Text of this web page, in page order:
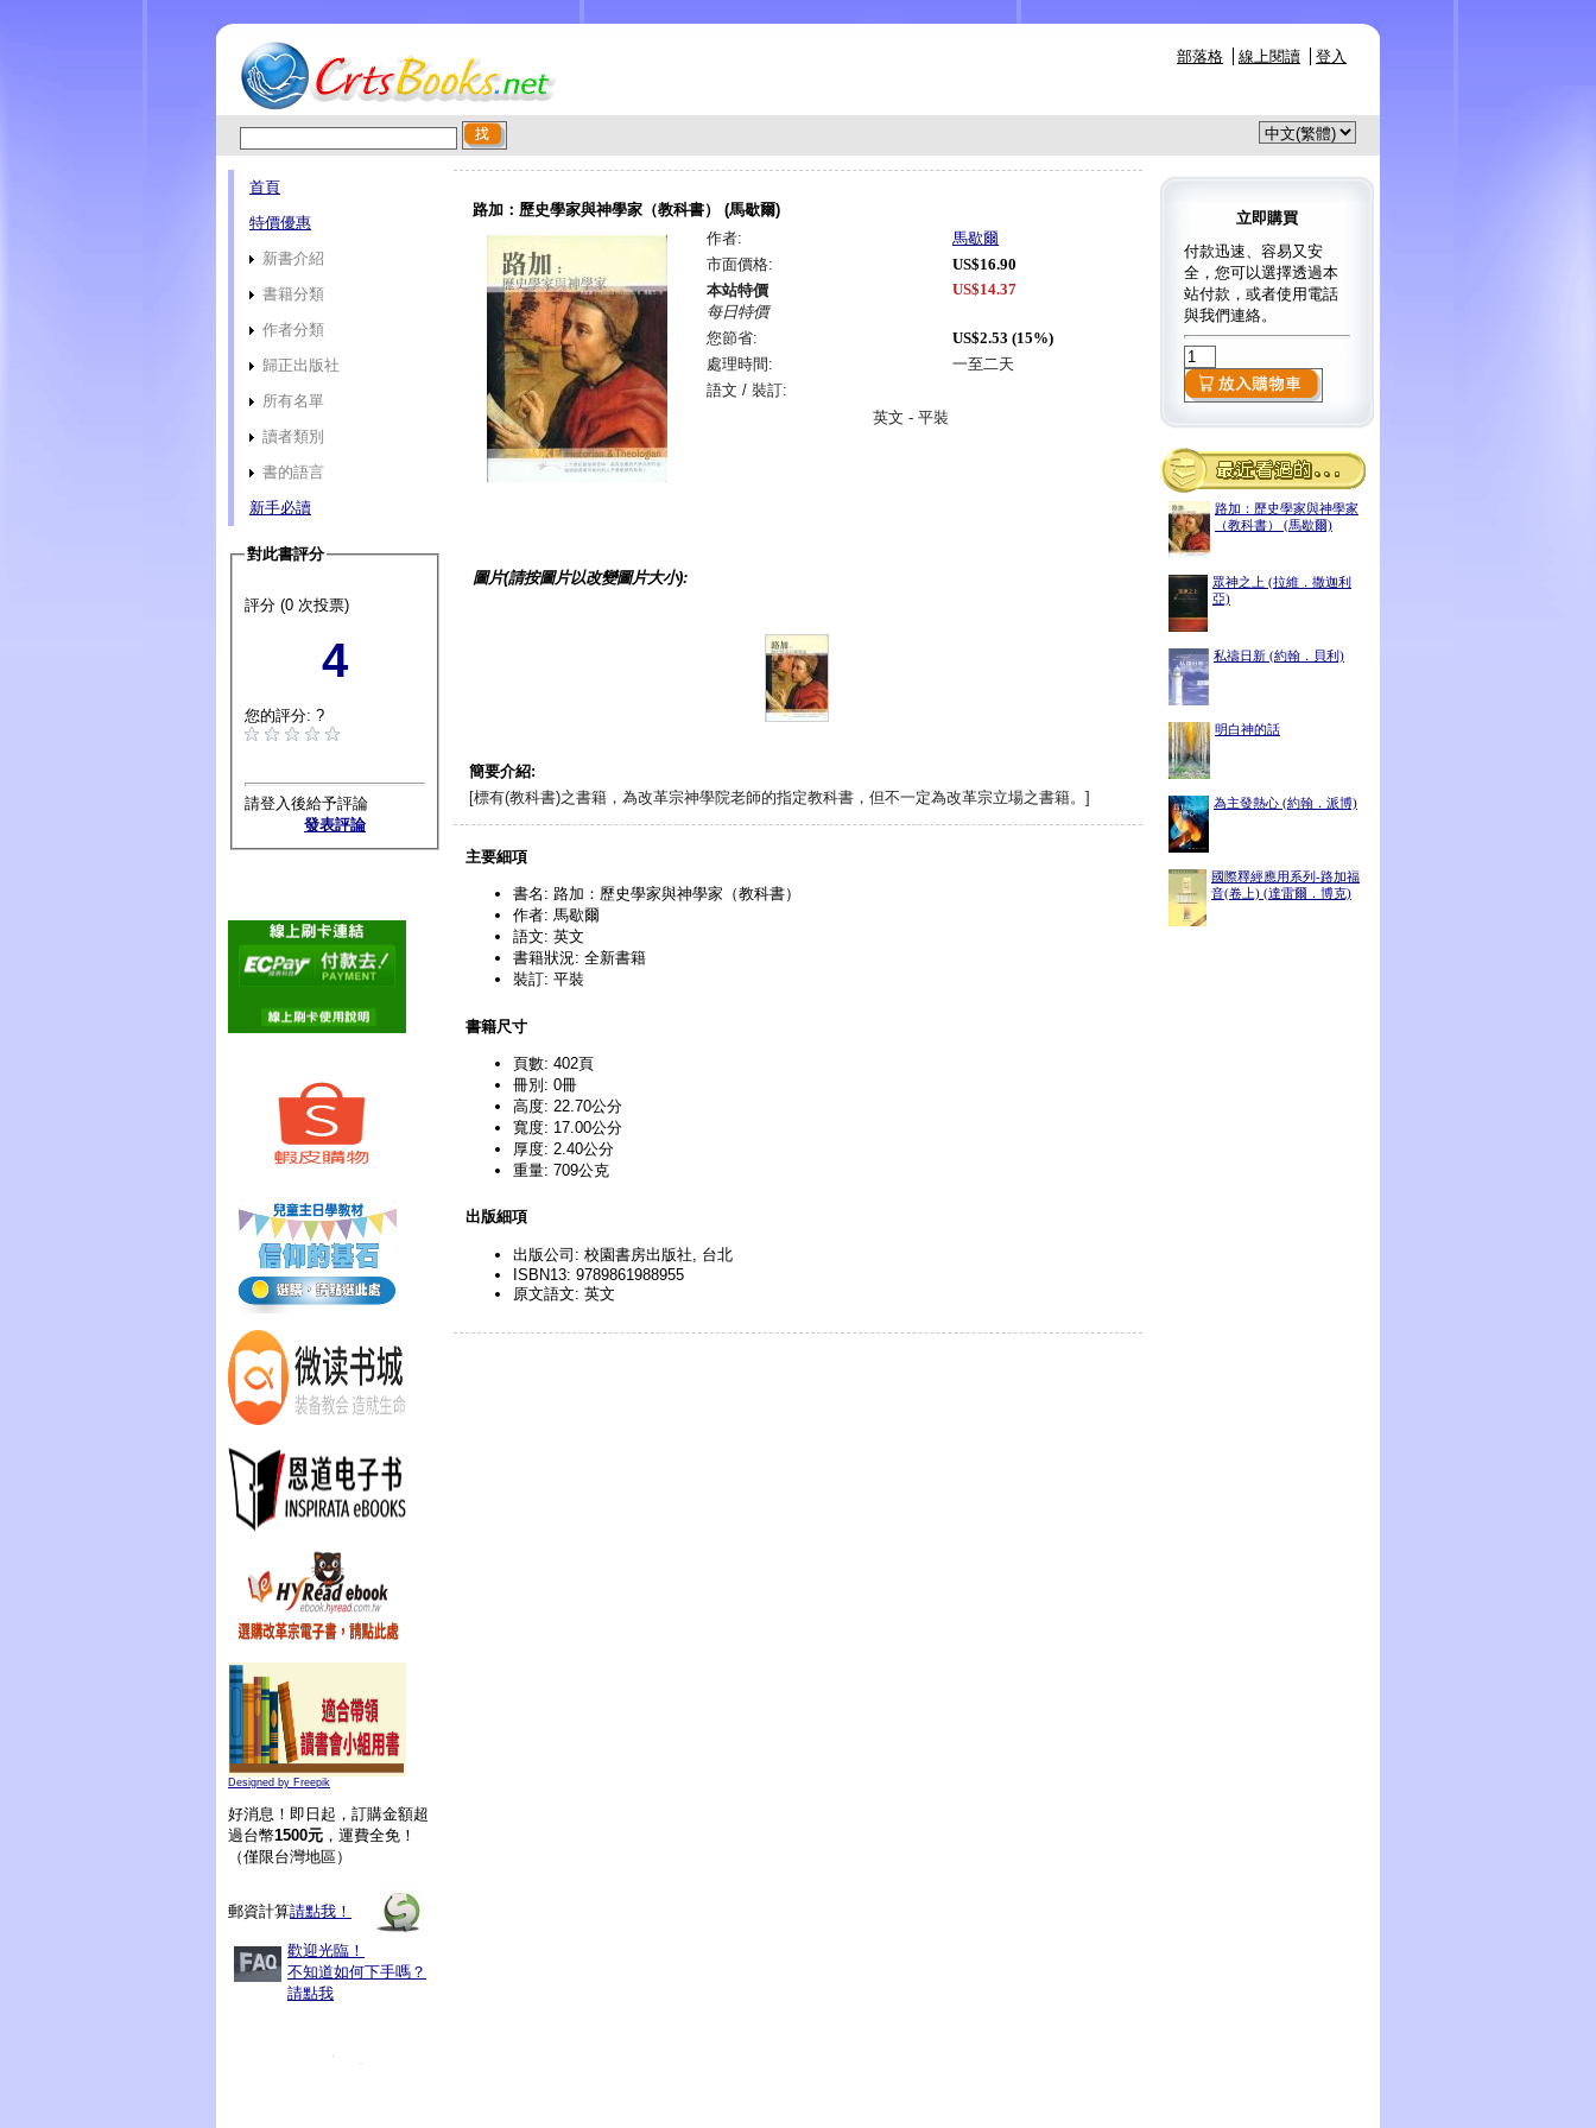
部落格 線上閱讀 登入
首頁
特價優惠
新書介紹
書籍分類
作者分類
歸正出版社
所有名單
讀者類別
書的語言
新手必讀
對此書評分
評分 (0 次投票)
4
您的評分: ?
請登入後給予評論
發表評論
Designed by Freepik
好消息！即日起，訂購金額超
過台幣1500元 ，運費全免！
（僅限台灣地區）
郵資計算請點我！
歡迎光臨！
不知道如何下手嗎？
請點我
立即購買
付款迅速、容易又安
全，您可以選擇透過本
站付款，或者使用電話
與我們連絡。
路加：歷史學家與神學家
（教科書） (馬歇爾)
眾神之上 (拉維．撒迦利
亞)
私禱日新 (約翰．貝利)
明白神的話
為主發熱心 (約翰．派博)
國際釋經應用系列-路加福
音(卷上) (達雷爾．博克)
路加：歷史學家與神學家（教科書） (馬歇爾)
作者:
馬歇爾
市面價格:
US$16.90
本站特價
每日特價
US$14.37
您節省:
US$2.53 (15%)
處理時間:
一至二天
語文 / 裝訂:
英文 - 平裝
圖片(請按圖片以改變圖片大小):
簡要介紹:
[標有(教科書)之書籍，為改革宗神學院老師的指定教科書，但不一定為改革宗立場之書籍。]
主要細項
書名: 路加：歷史學家與神學家（教科書）
作者: 馬歇爾
語文: 英文
書籍狀況: 全新書籍
裝訂: 平裝
書籍尺寸
頁數: 402頁
冊別: 0冊
高度: 22.70公分
寬度: 17.00公分
厚度: 2.40公分
重量: 709公克
出版細項
出版公司: 校園書房出版社, 台北
ISBN13: 9789861988955
原文語文: 英文